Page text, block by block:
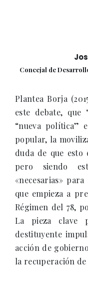
Concejal de
Plantea Borja
este debate, que
“nueva política”
popular, la
duda de que esto
pero siendo
«necesarias»
que empieza a
Régimen del 78,
La pieza clave
destituyente
acción de
la recuperación